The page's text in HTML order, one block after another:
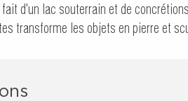
d'un lac souterrain et de
transforme les objets en pierre et